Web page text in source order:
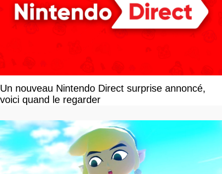
Un nouveau Nintendo Direct surprise annoncé,
voici quand le regarder